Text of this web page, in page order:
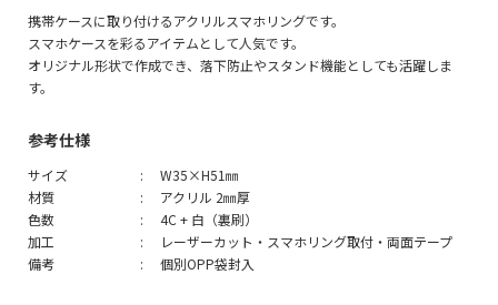
携帯ケースに取り付けるアクリルスマホリングです。
スマホケースを彩るアイテムとして人気です。
オリジナル形状で作成でき、落下防止やスタンド機能としても活躍しま
す。
参考仕様
サイズ
W35×H51㎜
材質
アクリル 2㎜厚
色数
4C + 白（裏刷）
加工
レーザーカット・スマホリング取付・両面テープ
備考
個別OPP袋封入